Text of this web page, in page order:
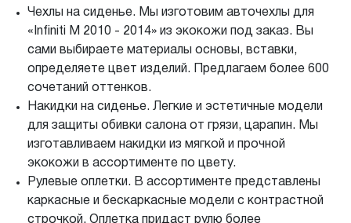
Чехлы на сиденье. Мы изготовим авточехлы для
«Infiniti M 2010 - 2014» из экокожи под заказ. Вы
сами выбираете материалы основы, вставки,
определяете цвет изделий. Предлагаем более 600
сочетаний оттенков.
Накидки на сиденье. Легкие и эстетичные модели
для защиты обивки салона от грязи, царапин. Мы
изготавливаем накидки из мягкой и прочной
экокожи в ассортименте по цвету.
Рулевые оплетки. В ассортименте представлены
каркасные и бескаркасные модели с контрастной
строчкой. Оплетка придаст рулю более